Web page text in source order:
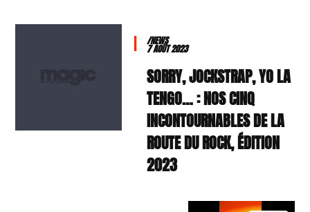
/NEWS
7 AOÛT 2023
SORRY, JOCKSTRAP, YO LA
TENGO… : NOS CINQ
INCONTOURNABLES DE LA
ROUTE DU ROCK, ÉDITION
2023